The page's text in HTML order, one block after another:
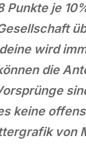
je
wird
die
keine
von